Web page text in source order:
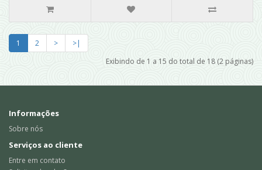
1 2 >
>|
Exibindo de 1 a 15 do total de 18 (2 páginas)
Informações
Sobre nós
Serviços ao cliente
Entre em contato